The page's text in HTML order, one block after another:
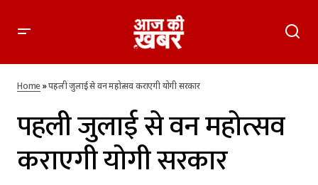
पहली जुलाई से वन महोत्सव कराएगी योगी सरकार
Home»पहली जुलाई से वन महोत्सव कराएगी योगी सरकार
पहली जुलाई से वन महोत्सव
कराएगी योगी सरकार